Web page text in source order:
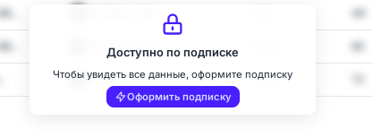
SVODKA_138
SVODKA_138 136
Доступно по подписке
Чтобы увидеть все данные, оформите подписку
Оформить подписку